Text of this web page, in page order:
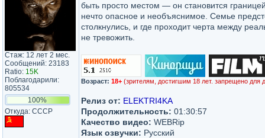
Стаж: 12 лет 2 мес.
Сообщений: 23183
Ratio: 15K
Поблагодарили:
805534
100%
Откуда: CCCP
быть просто местом — он становится
нечто опасное и необъяснимое. Семье
столкнулись, и где проходит черта между
не тревожить.
Возраст: 18+ (зрителям, достигшим 18 лет. запрещено для
Релиз от: ELEKTRI4KA
Продолжительность: 01:30:57
Качество видео: WEBRip
Язык озвучки: Русский